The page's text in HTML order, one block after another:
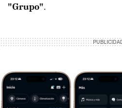
"Grupo".